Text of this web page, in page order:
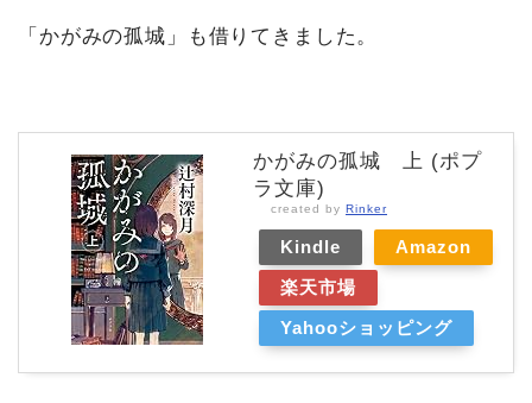
「かがみの孤城」も借りてきました。
かがみの孤城 上 (ポプ
ラ文庫)
created by Rinker
Kindle
Amazon
楽天市場
Yahooショッピング